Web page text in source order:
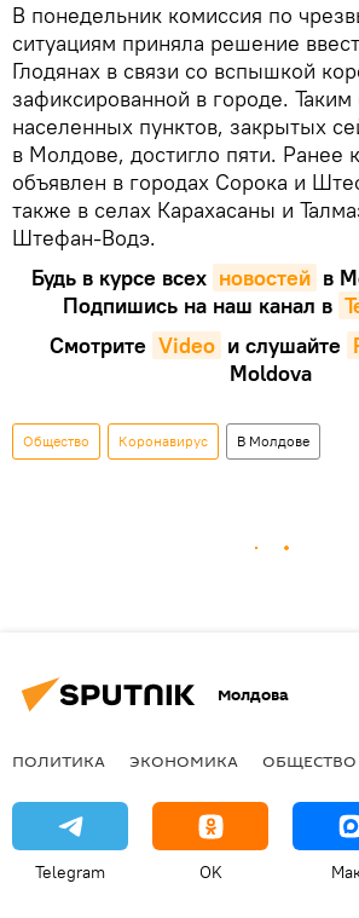
В понедельник комиссия по
ситуациям приняла решение
Глодянах в связи со вспышкой
зафиксированной в городе.
населенных пунктов, закрытых
в Молдове, достигло пяти. Ранее
объявлен в городах Сорока и
также в селах Карахасаны и
Штефан-Водэ.
Будь в курсе всех новостей в
Подпишись на наш канал в
Смотрите Video и слушайте
Moldova
Общество Коронавирус В Молдове
Молдова
ПОЛИТИКА ЭКОНОМИКА ОБЩЕСТВО
Telegram OK